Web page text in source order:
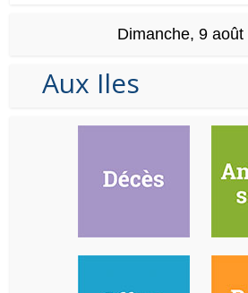
Dimanche, 9 août
Aux Iles